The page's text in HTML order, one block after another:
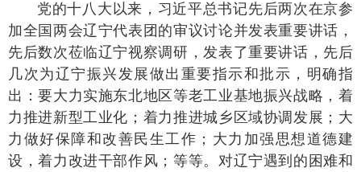
党的十八大以来，习近平总书记先后两次在京参
加全国两会辽宁代表团的审议讨论并发表重要讲话，
先后数次莅临辽宁视察调研，发表了重要讲话，先后
几次为辽宁振兴发展做出重要指示和批示，明确指
出：要大力实施东北地区等老工业基地振兴战略，着
力推进新型工业化；着力推进城乡区域协调发展；大
力做好保障和改善民生工作；大力加强思想道德建
设，着力改进干部作风；等等。对辽宁遇到的困难和